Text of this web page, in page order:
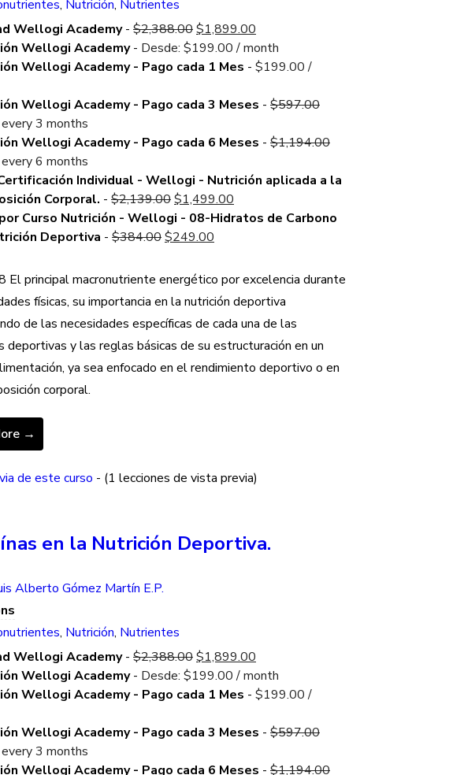
, Nutrición, Nutrientes
Wellogi Academy- $2,388.00Original
price
was:
$1,899.00
price
is:
Wellogi Academy- Desde: $199.00 / month
Wellogi Academy - Pago cada 1 Mes - $199.00 /
Wellogi Academy - Pago cada 3 Meses - $597.00Original
was:
Current
is:
every 3 months
Wellogi Academy - Pago cada 6 Meses - $1,194.00Original
was:
Current
is:
$999.00.
every 6 months
Individual - Wellogi - Nutrición aplicada a la
Corporal. - $2,139.00Original
price
was:
$1,499.00
price
Curso Nutrición - Wellogi - 08-Hidratos de Carbono
Deportiva - $384.00Original
was:
$384.00.
$249.00
is:
$249.00.
El principal macronutriente energético por excelencia durante
físicas, su importancia en la nutrición deportiva
de las necesidades específicas de cada una de las
deportivas y las reglas básicas de su estructuración en un
ya sea enfocado en el rendimiento deportivo o en
corporal.
→
de este curso - (1 lecciones de vista previa)
en la Nutrición Deportiva.
Alberto Gómez Martín E.P.
, Nutrición, Nutrientes
Wellogi Academy- $2,388.00Original
price
was:
$1,899.00
price
is:
Wellogi Academy- Desde: $199.00 / month
Wellogi Academy - Pago cada 1 Mes - $199.00 /
Wellogi Academy - Pago cada 3 Meses - $597.00Original
was:
Current
every 3 months
Wellogi Academy - Pago cada 6 Meses - $1,194.00Original